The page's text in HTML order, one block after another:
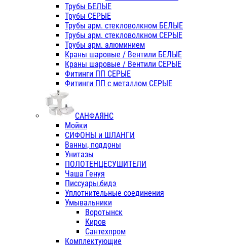
Трубы БЕЛЫЕ
Трубы СЕРЫЕ
Трубы арм. стекловолкном БЕЛЫЕ
Трубы арм. стекловолкном СЕРЫЕ
Трубы арм. алюминием
Краны шаровые / Вентили БЕЛЫЕ
Краны шаровые / Вентили СЕРЫЕ
Фитинги ПП СЕРЫЕ
Фитинги ПП с металлом СЕРЫЕ
САНФАЯНС
Мойки
СИФОНЫ и ШЛАНГИ
Ванны, поддоны
Унитазы
ПОЛОТЕНЦЕСУШИТЕЛИ
Чаша Генуя
Писсуары,бидэ
Уплотнительные соединения
Умывальники
Воротынск
Киров
Сантехпром
Комплектующие